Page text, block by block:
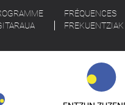
FRÉQUENCES
FREKUENTZIAK